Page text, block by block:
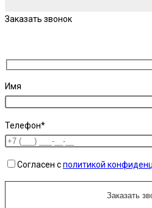
Заказать звонок
Имя
Телефон*
Согласен сполитикой